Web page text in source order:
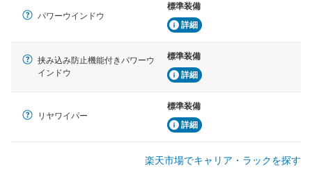
パワーウインドウ
標準装備
詳細
挟み込み防止機能付きパワーウ
インドウ
標準装備
詳細
リヤワイパー
標準装備
詳細
楽天市場でキャリア・ラックを探す